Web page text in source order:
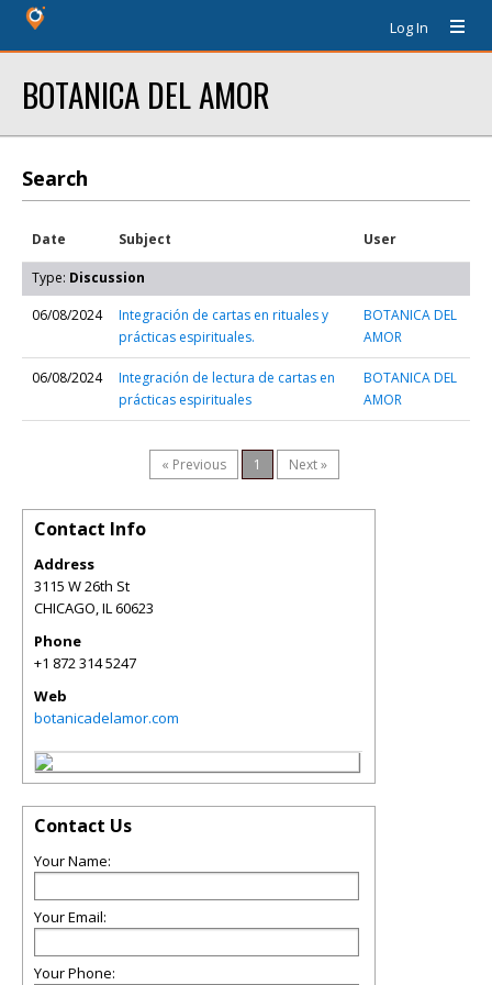
Log In
BOTANICA DEL AMOR
Search
Date Subject User
Type: Discussion
06/08/2024
Integración de cartas en rituales y
prácticas espirituales.
BOTANICA DEL
AMOR
06/08/2024
Integración de lectura de cartas en
prácticas espirituales
BOTANICA DEL
AMOR
« Previous 1 Next »
Contact Info
Address
3115 W 26th St
CHICAGO,IL60623
Phone
+1 872 314 5247
Web
botanicadelamor.com
Contact Us
Your Name:
Your Email:
Your Phone: